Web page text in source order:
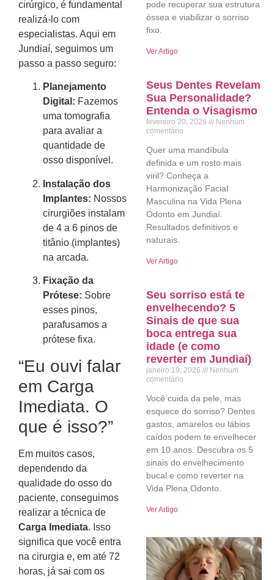
cirúrgico, é fundamental
realizá-lo com
especialistas. Aqui em
Jundiaí, seguimos um
passo a passo seguro:
Planejamento
Digital: Fazemos
uma tomografia
para avaliar a
quantidade de
osso disponível.
Instalação dos
Implantes: Nossos
cirurgiões instalam
de 4 a 6 pinos de
titânio (implantes)
na arcada.
Fixação da
Prótese: Sobre
esses pinos,
parafusamos a
prótese fixa.
“Eu ouvi falar
em Carga
Imediata. O
que é isso?”
Em muitos casos,
dependendo da
qualidade do osso do
paciente, conseguimos
realizar a técnica de
Carga Imediata. Isso
significa que você entra
na cirurgia e, em até 72
horas, já sai com os
pode recuperar sua estrutura
óssea e viabilizar o sorriso
fixo.
Ver Artigo
Seus Dentes Revelam
Sua Personalidade?
Entenda o Visagismo
fevereiro 20, 2026
Nenhum
comentário
Quer uma mandíbula
definida e um rosto mais
viril? Conheça a
Harmonização Facial
Masculina na Vida Plena
Odonto em Jundiaí.
Resultados definitivos e
naturais.
Ver Artigo
Seu sorriso está te
envelhecendo? 5
Sinais de que sua
boca entrega sua
idade (e como
reverter em Jundiaí)
janeiro 19, 2026
Nenhum
comentário
Você cuida da pele, mas
esquece do sorriso? Dentes
gastos, amarelos ou lábios
caídos podem te envelhecer
em 10 anos. Descubra os 5
sinais do envelhecimento
bucal e como reverter na
Vida Plena Odonto.
Ver Artigo